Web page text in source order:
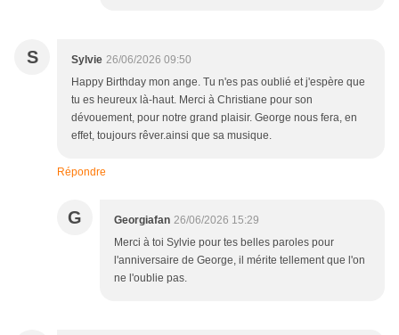
S Sylvie 26/06/2026 09:50
Happy Birthday mon ange. Tu n'es pas oublié et j'espère que
tu es heureux là-haut. Merci à Christiane pour son
dévouement, pour notre grand plaisir. George nous fera, en
effet, toujours rêver.ainsi que sa musique.
Répondre
G Georgiafan 26/06/2026 15:29
Merci à toi Sylvie pour tes belles paroles pour
l'anniversaire de George, il mérite tellement que l'on
ne l'oublie pas.